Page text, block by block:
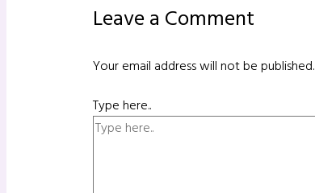
Leave a Comment
Your email address will not be published.
Type here..